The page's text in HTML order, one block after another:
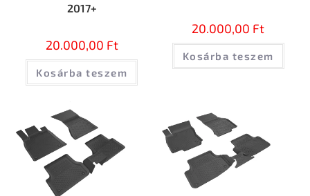
2017+
20.000,00 Ft
Kosárba teszem
20.000,00 Ft
Kosárba teszem